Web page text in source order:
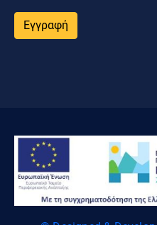
Εγγραφή